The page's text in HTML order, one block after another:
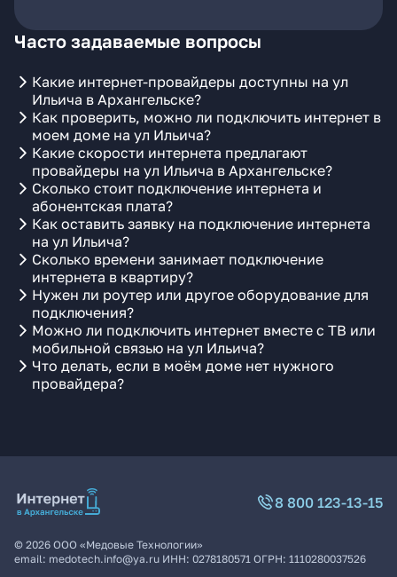
Часто задаваемые вопросы
Какие интернет-провайдеры доступны на ул
Ильича в Архангельске?
Как проверить, можно ли подключить интернет в
моем доме на ул Ильича?
Какие скорости интернета предлагают
провайдеры на ул Ильича в Архангельске?
Сколько стоит подключение интернета и
абонентская плата?
Как оставить заявку на подключение интернета
на ул Ильича?
Сколько времени занимает подключение
интернета в квартиру?
Нужен ли роутер или другое оборудование для
подключения?
Можно ли подключить интернет вместе с ТВ или
мобильной связью на ул Ильича?
Что делать, если в моём доме нет нужного
провайдера?
8 800 123-13-15
© 2026 ООО «Медовые Технологии»
email: medotech.info@ya.ru ИНН: 0278180571 ОГРН: 1110280037526